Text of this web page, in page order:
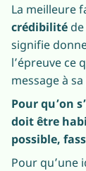
La meilleure
crédibilité
signifie
l’épreuve ce
message à
Pour qu’on
doit être
possible,
Pour qu’une